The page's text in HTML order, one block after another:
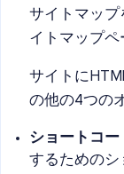
サイトマップ
イトマップペ
サイトに
の他の4つの
ショートコー
するためのシ